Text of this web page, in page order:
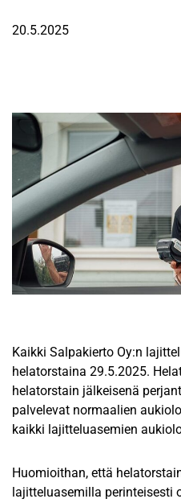
20.5.2025
Kaikki Salpakierto Oy:n
helatorstaina 29.5.2025.
helatorstain jälkeisenä
palvelevat normaalien
kaikki lajitteluasemien
Huomioithan, että
lajitteluasemilla perinteisesti